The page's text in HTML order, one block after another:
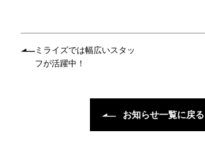
ミライズでは幅広いスタッ
フが活躍中！
お知らせ一覧に戻る